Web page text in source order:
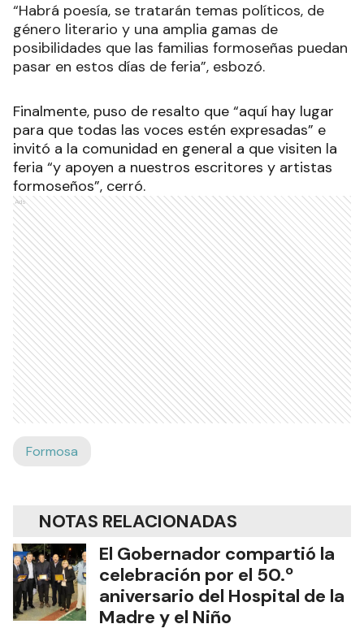
“Habrá poesía, se tratarán temas políticos, de
género literario y una amplia gamas de
posibilidades que las familias formoseñas puedan
pasar en estos días de feria”, esbozó.
Finalmente, puso de resalto que “aquí hay lugar
para que todas las voces estén expresadas” e
invitó a la comunidad en general a que visiten la
feria “y apoyen a nuestros escritores y artistas
formoseños”, cerró.
Ads
Formosa
NOTAS RELACIONADAS
El Gobernador compartió la
celebración por el 50.º
aniversario del Hospital de la
Madre y el Niño